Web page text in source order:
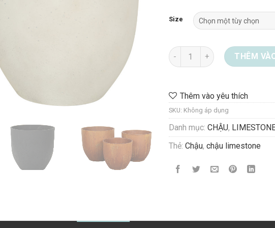
Size
Chậu Limestone 08-8801 số
THÊM
Thêm vào yêu thích
SKU: Không áp dụng
Danh mục: CHẬU,
Thẻ: Chậu, chậu limestone